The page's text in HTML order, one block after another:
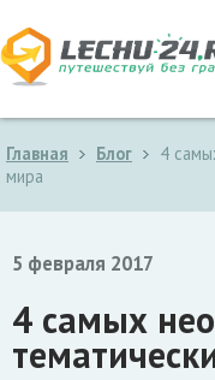
Главная Блог
4
мира
5 февраля 2017
4 самых